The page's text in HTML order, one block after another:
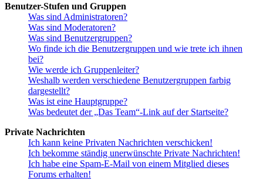
Benutzer-Stufen und Gruppen
Was sind Administratoren?
Was sind Moderatoren?
Was sind Benutzergruppen?
Wo finde ich die Benutzergruppen und wie trete ich ihnen
bei?
Wie werde ich Gruppenleiter?
Weshalb werden verschiedene Benutzergruppen farbig
dargestellt?
Was ist eine Hauptgruppe?
Was bedeutet der „Das Team“-Link auf der Startseite?
Private Nachrichten
Ich kann keine Privaten Nachrichten verschicken!
Ich bekomme ständig unerwünschte Private Nachrichten!
Ich habe eine Spam-E-Mail von einem Mitglied dieses
Forums erhalten!